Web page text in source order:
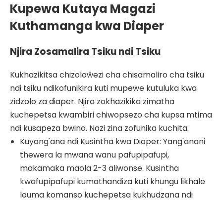
Kupewa Kutaya Magazi
Kuthamanga kwa Diaper
Njira Zosamalira Tsiku ndi Tsiku
Kukhazikitsa chizoloŵezi cha chisamaliro cha tsiku
ndi tsiku ndikofunikira kuti mupewe kutuluka kwa
zidzolo za diaper. Njira zokhazikika zimatha
kuchepetsa kwambiri chiwopsezo cha kupsa mtima
ndi kusapeza bwino. Nazi zina zofunika kuchita:
Kuyang'ana ndi Kusintha kwa Diaper: Yang'anani
thewera la mwana wanu pafupipafupi,
makamaka maola 2-3 aliwonse. Kusintha
kwafupipafupi kumathandiza kuti khungu likhale
louma komanso kuchepetsa kukhudzana ndi